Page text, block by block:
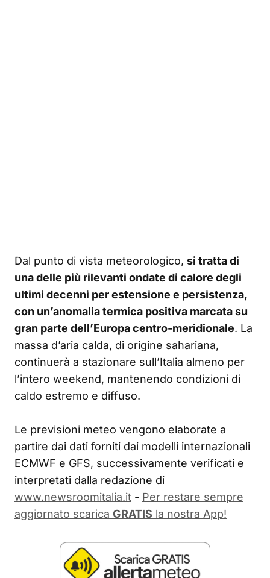
Dal punto di vista meteorologico, si tratta di
una delle più rilevanti ondate di calore degli
ultimi decenni per estensione e persistenza,
con un’anomalia termica positiva marcata su
gran parte dell’Europa centro-meridionale. La
massa d’aria calda, di origine sahariana,
continuerà a stazionare sull’Italia almeno per
l’intero weekend, mantenendo condizioni di
caldo estremo e diffuso.
Le previsioni meteo vengono elaborate a
partire dai dati forniti dai modelli internazionali
ECMWF e GFS, successivamente verificati e
interpretati dalla redazione di
www.newsroomitalia.it - Per restare sempre
aggiornato scarica GRATIS la nostra App!